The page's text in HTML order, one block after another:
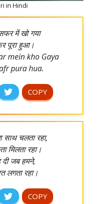
in Hindi
में खो गया
पूरा हुआ।
mein kho Gaya
pura hua.
साथ चलता रहा,
मिलता रहा।
जब हमने,
लगता रहा।